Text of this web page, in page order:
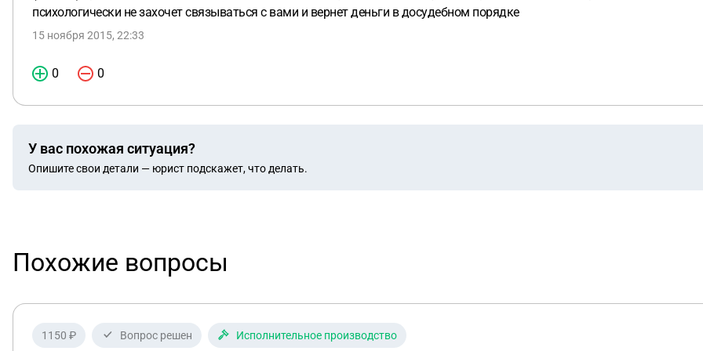
психологически не захочет связываться с вами и вернет деньги в досудебном порядке
15 ноября 2015, 22:33
0 0
У вас похожая ситуация?
Опишите свои детали — юрист подскажет, что делать.
Похожие вопросы
1150 ₽ Вопрос решен Исполнительное производство